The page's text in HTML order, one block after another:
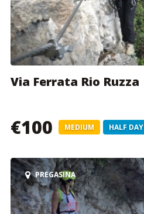
Via Ferrata Rio Ruzza
€100 MEDIUM HALF DAY
PREGASINA